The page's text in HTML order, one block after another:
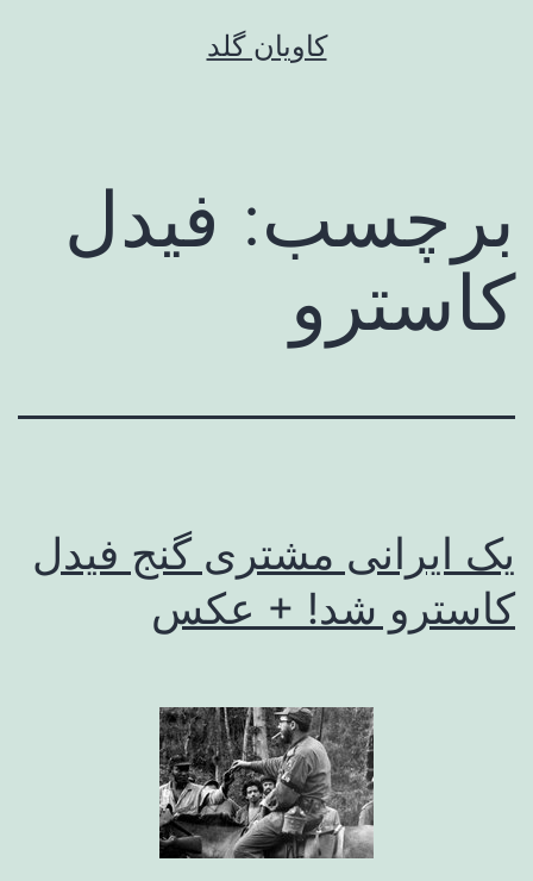
کاویان گلد
برچسب: فیدل
کاسترو
یک ایرانی مشتری گنج فیدل
کاسترو شد! + عکس